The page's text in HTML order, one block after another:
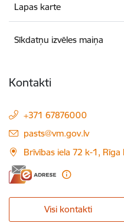
Lapas karte
Sīkdatņu izvēles maiņa
Kontakti
+371 67876000
E-pasts:
pasts@vm.gov.lv
Brīvības iela 72 k-1, Rīga
Visi kontakti